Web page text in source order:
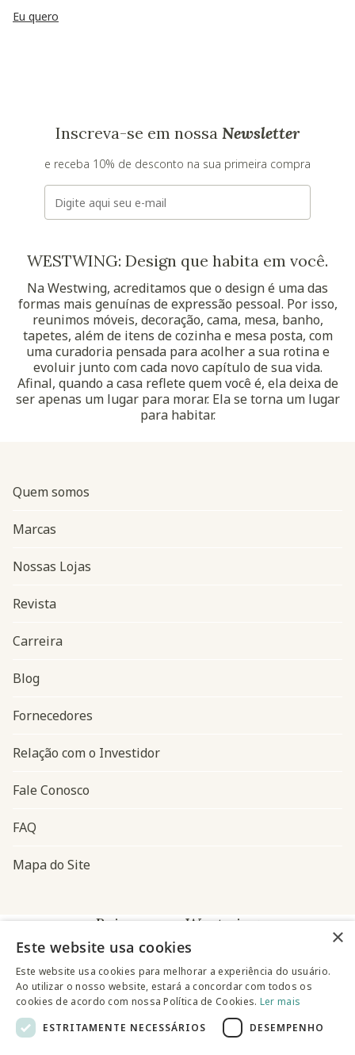
Eu quero
Inscreva-se em nossa Newsletter
e receba 10% de desconto na sua primeira compra
E-mail
WESTWING: Design que habita em você.
Na Westwing, acreditamos que o design é uma das
formas mais genuínas de expressão pessoal. Por isso,
reunimos móveis, decoração, cama, mesa, banho,
tapetes, além de itens de cozinha e mesa posta, com
uma curadoria pensada para acolher a sua rotina e
evoluir junto com cada novo capítulo de sua vida.
Afinal, quando a casa reflete quem você é, ela deixa de
ser apenas um lugar para morar. Ela se torna um lugar
para habitar.
Navegação do rodapé
Quem somos
Marcas
Nossas Lojas
Revista
Carreira
Blog
Fornecedores
Relação com o Investidor
Fale Conosco
FAQ
Mapa do Site
Baixe o app Westwing
×
Este website usa cookies
Este website usa cookies para melhorar a experiência do usuário.
Ao utilizar o nosso website, estará a concordar com todos os
cookies de acordo com nossa Política de Cookies. Ler mais
ESTRITAMENTE NECESSÁRIOS
DESEMPENHO